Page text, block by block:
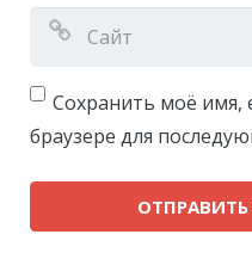
Сохранить моё имя,
браузере для